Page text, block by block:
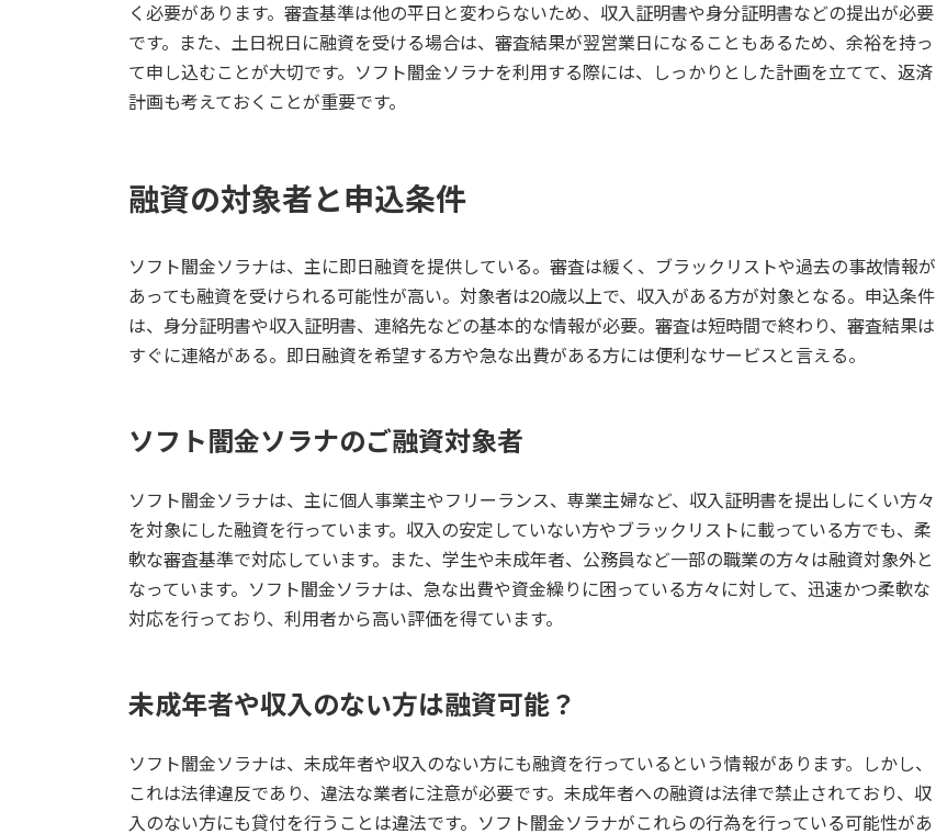
く必要があります。審査基準は他の平日と変わらないため、収入証明書や身分証明書などの提出が必要
です。また、土日祝日に融資を受ける場合は、審査結果が翌営業日になることもあるため、余裕を持っ
て申し込むことが大切です。ソフト闇金ソラナを利用する際には、しっかりとした計画を立てて、返済
計画も考えておくことが重要です。
融資の対象者と申込条件
ソフト闇金ソラナは、主に即日融資を提供している。審査は緩く、ブラックリストや過去の事故情報が
あっても融資を受けられる可能性が高い。対象者は20歳以上で、収入がある方が対象となる。申込条件
は、身分証明書や収入証明書、連絡先などの基本的な情報が必要。審査は短時間で終わり、審査結果は
すぐに連絡がある。即日融資を希望する方や急な出費がある方には便利なサービスと言える。
ソフト闇金ソラナのご融資対象者
ソフト闇金ソラナは、主に個人事業主やフリーランス、専業主婦など、収入証明書を提出しにくい方々
を対象にした融資を行っています。収入の安定していない方やブラックリストに載っている方でも、柔
軟な審査基準で対応しています。また、学生や未成年者、公務員など一部の職業の方々は融資対象外と
なっています。ソフト闇金ソラナは、急な出費や資金繰りに困っている方々に対して、迅速かつ柔軟な
対応を行っており、利用者から高い評価を得ています。
未成年者や収入のない方は融資可能？
ソフト闇金ソラナは、未成年者や収入のない方にも融資を行っているという情報があります。しかし、
これは法律違反であり、違法な業者に注意が必要です。未成年者への融資は法律で禁止されており、収
入のない方にも貸付を行うことは違法です。ソフト闇金ソラナがこれらの行為を行っている可能性があ